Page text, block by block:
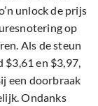
unlock de prijs
op
Als de steun
en $3,97,
een doorbraak
Ondanks